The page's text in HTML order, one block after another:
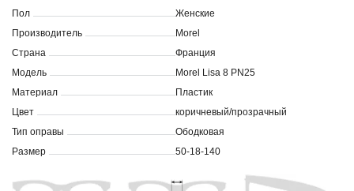
Пол
Женские
Производитель
Morel
Страна
Франция
Модель
Morel Lisa 8 PN25
Материал
Пластик
Цвет
коричневый/прозрачный
Тип оправы
Ободковая
Размер
50-18-140